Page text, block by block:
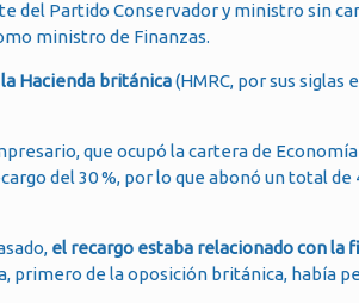
del Partido Conservador y ministro sin
ministro de Finanzas.
Hacienda británica(HMRC, por sus siglas
que ocupó la cartera de
del 30 %, por lo que abonó un total de
el recargo estaba relacionado con la
primero de la oposición británica, había